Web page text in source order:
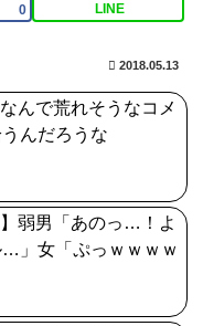
、数十日単位の証拠
えるね。レオニダス
0 LINE
2018.05.13
んで荒れそうなコメ
んだろうな
弱男「あのっ…！よ
」女「ぷっｗｗｗｗ